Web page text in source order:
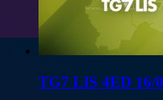
TG7 LIS 4ED 16/